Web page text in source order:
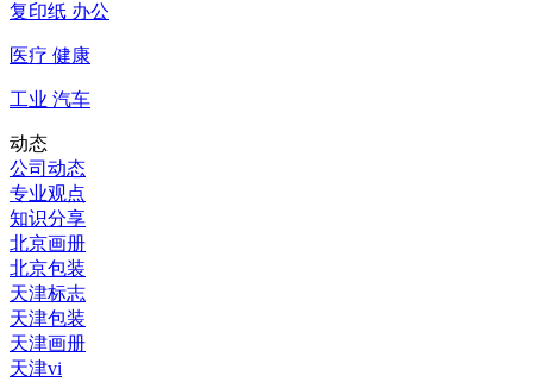
复印纸 办公
医疗 健康
工业 汽车
动态
公司动态
专业观点
知识分享
北京画册
北京包装
天津标志
天津包装
天津画册
天津vi